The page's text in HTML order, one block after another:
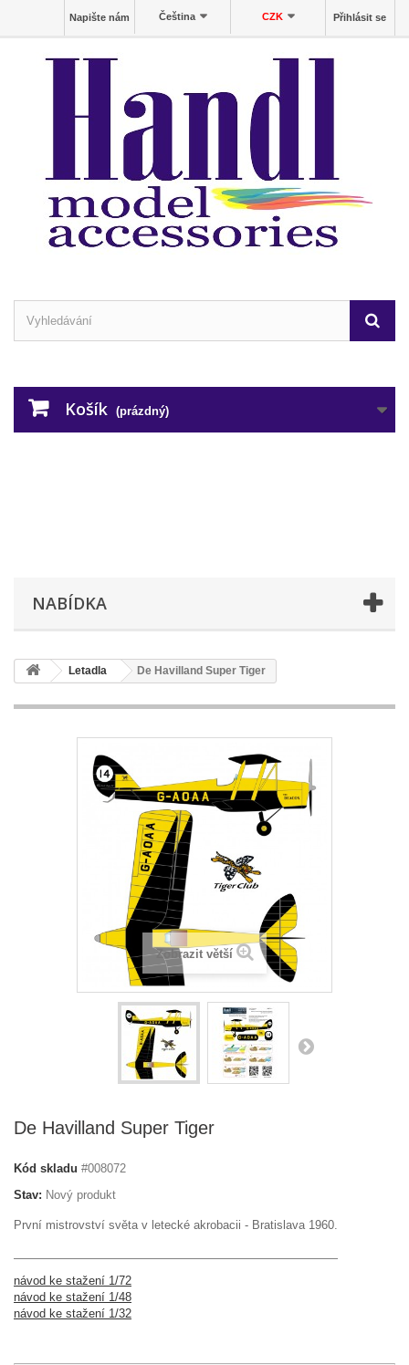
Přihlásit se
CZK
Čeština
Napište nám
Košík (prázdný)
NABÍDKA
Letadla De Havilland Super Tiger
Zobrazit větší
De Havilland Super Tiger
Kód skladu #008072
Stav: Nový produkt
První mistrovství světa v letecké akrobacii - Bratislava 1960.
návod ke stažení 1/72
návod ke stažení 1/48
návod ke stažení 1/32